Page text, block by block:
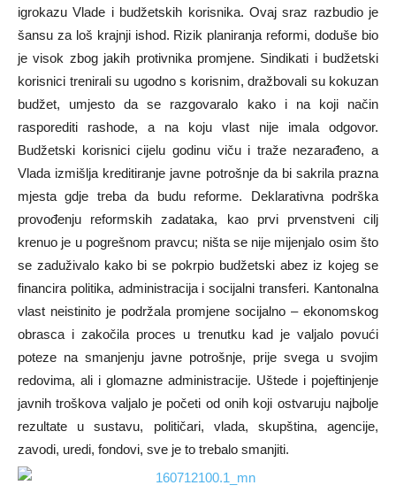
igrokazu Vlade i budžetskih korisnika. Ovaj sraz razbudio je
šansu za loš krajnji ishod. Rizik planiranja reformi, doduše bio
je visok zbog jakih protivnika promjene. Sindikati i budžetski
korisnici trenirali su ugodno s korisnim, dražbovali su kokuzan
budžet, umjesto da se razgovaralo kako i na koji način
rasporediti rashode, a na koju vlast nije imala odgovor.
Budžetski korisnici cijelu godinu viču i traže nezarađeno, a
Vlada izmišlja kreditiranje javne potrošnje da bi sakrila prazna
mjesta gdje treba da budu reforme. Deklarativna podrška
provođenju reformskih zadataka, kao prvi prvenstveni cilj
krenuo je u pogrešnom pravcu; ništa se nije mijenjalo osim što
se zaduživalo kako bi se pokrpio budžetski abez iz kojeg se
financira politika, administracija i socijalni transferi. Kantonalna
vlast neistinito je podržala promjene socijalno – ekonomskog
obrasca i zakočila proces u trenutku kad je valjalo povući
poteze na smanjenju javne potrošnje, prije svega u svojim
redovima, ali i glomazne administracije. Uštede i pojeftinjenje
javnih troškova valjalo je početi od onih koji ostvaruju najbolje
rezultate u sustavu, političari, vlada, skupština, agencije,
zavodi, uredi, fondovi, sve je to trebalo smanjiti.